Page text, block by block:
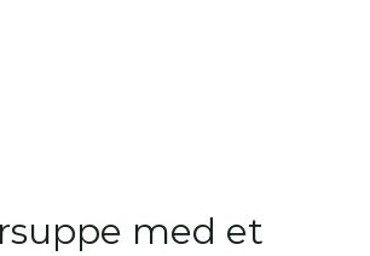
med et